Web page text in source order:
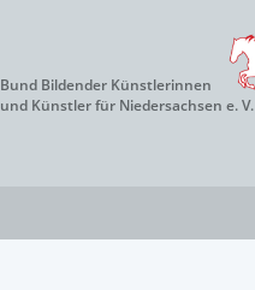
Bund Bildender Künstlerinnen
und Künstler für Niedersachsen e. V.